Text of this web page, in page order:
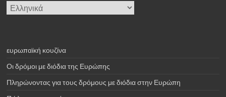
Επιλέξτε
μια
ευρωπαϊκή κουζίνα
Οι δρόμοι με διόδια της Ευρώπης
Πληρώνοντας για τους δρόμους με διόδια στην Ευρώπη